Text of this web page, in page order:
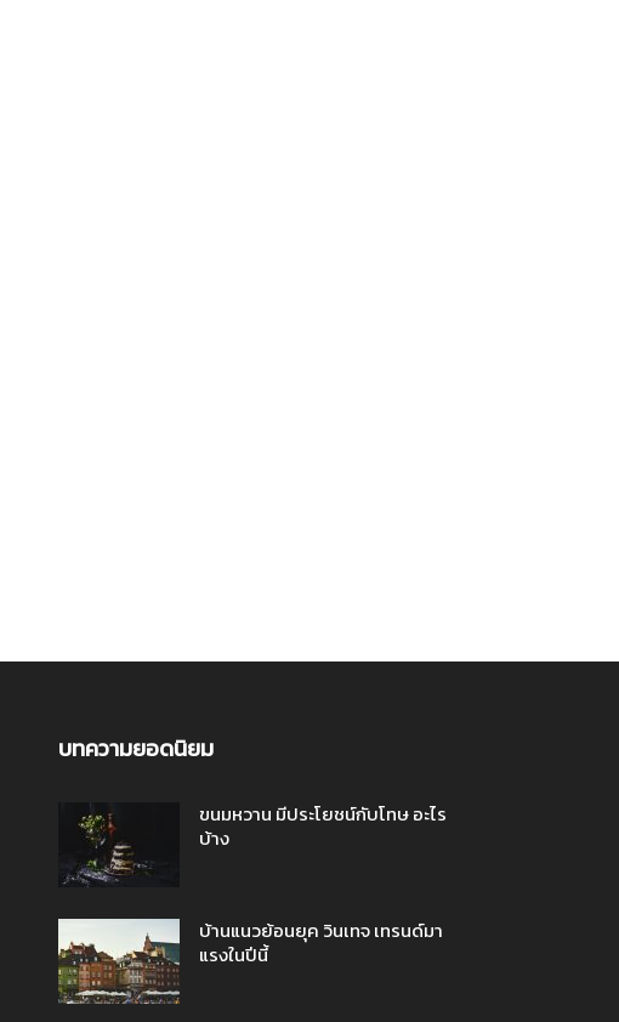
บทความยอดนิยม
ขนมหวาน มีประโยชน์กับโทษ อะไร
บ้าง
บ้านแนวย้อนยุค วินเทจ เทรนด์มา
แรงในปีนี้